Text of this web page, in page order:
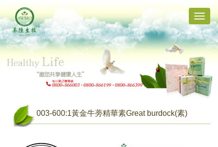
Toggle
003-600:1黃金牛蒡精華素Great burdock(素)